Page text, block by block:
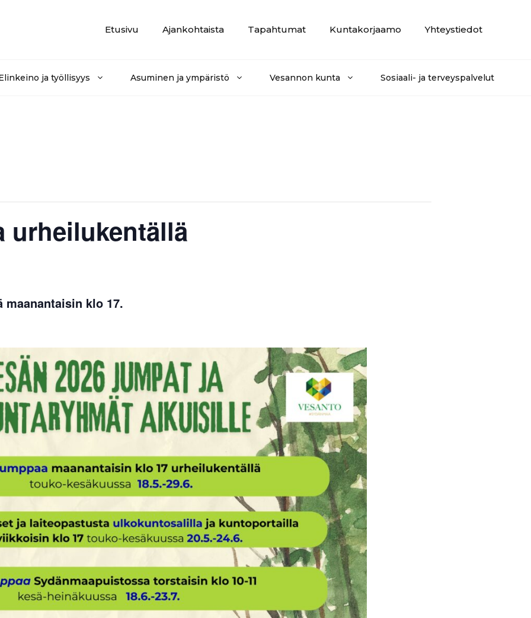
Etusivu
Ajankohtaista Tapahtumat Kuntakorjaamo Yhteystiedot
ja työllisyys Asuminen ja ympäristö Vesannon kunta Sosiaali- ja terveyspalvelut
urheilukentällä
klo 17.